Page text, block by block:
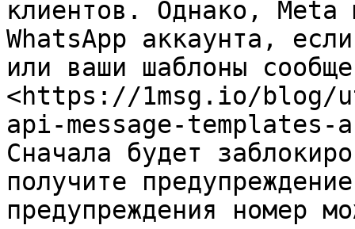
клиентов. Однако, Meta
WhatsApp аккаунта,
или ваши шаблоны
<https://1msg.io/blog/
api-message-
Сначала будет
получите
предупреждения номер